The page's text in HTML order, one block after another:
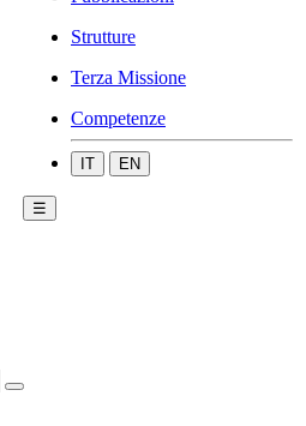
Strutture
Terza Missione
Competenze
IT EN
☰